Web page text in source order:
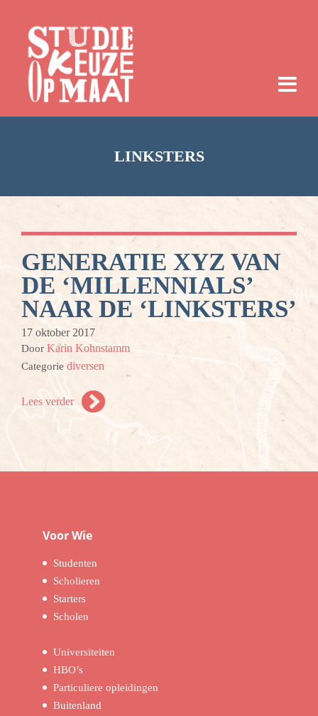
LINKSTERS
GENERATIE XYZ VAN
DE ‘MILLENNIALS’
NAAR DE ‘LINKSTERS’
17 oktober 2017
Door Karin Kohnstamm
Categorie diversen
Lees verder
Voor Wie
Studenten
Scholieren
Starters
Scholen
Universiteiten
HBO’s
Particuliere opleidingen
Buitenland